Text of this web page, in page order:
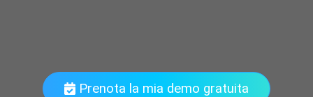
Prenota la mia demo gratuita